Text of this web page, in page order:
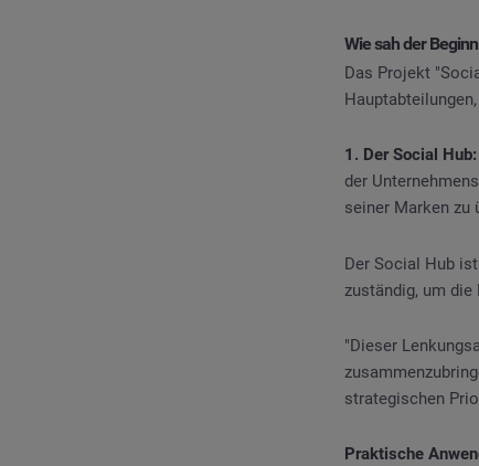
Wie sah der
Das Projekt
1. Der Social Hub:
der
seiner Marken zu
Der Social Hub
zuständig, um die
"Dieser
strategischen
Praktische